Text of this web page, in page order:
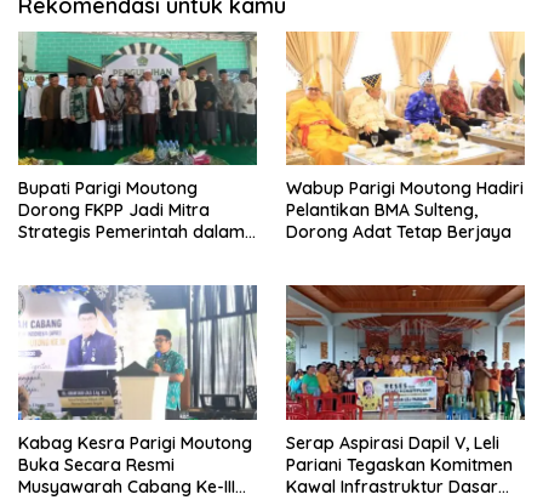
Bupati Parigi Moutong
Dorong FKPP Jadi Mitra
Strategis Pemerintah dalam
Wabup Parigi Moutong Hadiri
Pelantikan BMA Sulteng,
Dorong Adat Tetap Berjaya
Kabag Kesra Parigi Moutong
Buka Secara Resmi
Musyawarah Cabang Ke-III
Serap Aspirasi Dapil V, Leli
Pariani Tegaskan Komitmen
Kawal Infrastruktur Dasar